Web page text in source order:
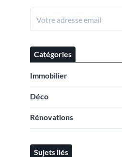
Catégories
Immobilier
Déco
Rénovations
Sujets liés